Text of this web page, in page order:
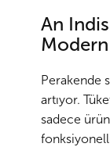
An
Perakende
artıyor.
sadece